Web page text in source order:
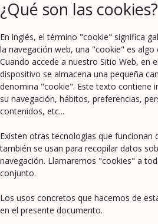
¿Qué son las cookies?
En inglés, el término "cookie" significa
la navegación web, una "cookie" es
Cuando accede a nuestro Sitio Web, en
dispositivo se almacena una pequeña
denomina "cookie". Este texto contiene
su navegación, hábitos, preferencias,
contenidos, etc...
Existen otras tecnologías que funcionan
también se usan para recopilar datos
navegación. Llamaremos "cookies" a
conjunto.
Los usos concretos que hacemos de
en el presente documento.